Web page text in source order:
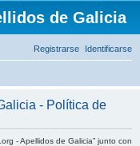
de Galicia
Identificarse
Registrarse
c
- Política de
- Apellidos de Galicia” junto con